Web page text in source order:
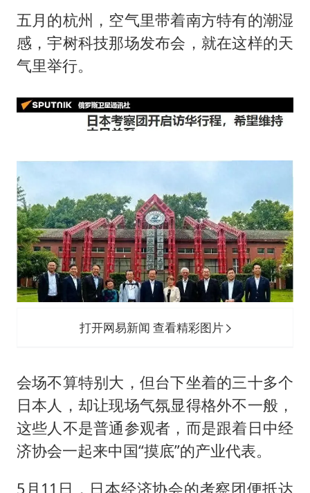
曝美拒绝乌增购“爱国者”导弹请求
女孩南太行山失联超11天 直击搜寻
东方之约 相约未来
五月的杭州，空气里带着南方特有的潮湿
感，宇树科技那场发布会，就在这样的天
气里举行。
打开网易新闻 查看精彩图片
会场不算特别大，但台下坐着的三十多个
日本人，却让现场气氛显得格外不一般，
这些人不是普通参观者，而是跟着日中经
济协会一起来中国“摸底”的产业代表。
5月11日，日本经济协会的考察团便抵达